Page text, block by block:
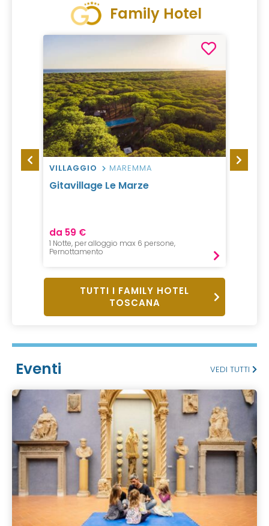
Family Hotel
VILLAGGIO MAREMMA
Gitavillage Le Marze
da 59 €
1 Notte, per alloggio max 6 persone,
Pernottamento
TUTTI I FAMILY HOTEL
TOSCANA
Eventi VEDI TUTTI